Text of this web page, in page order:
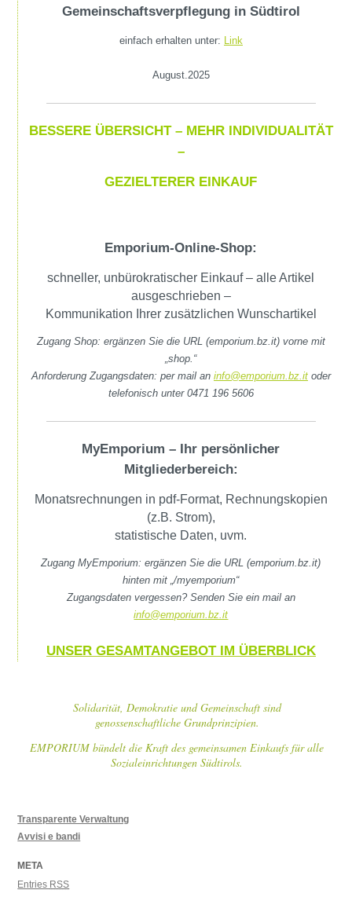
Gemeinschaftsverpflegung in Südtirol
einfach erhalten unter: Link
August.2025
BESSERE ÜBERSICHT – MEHR INDIVIDUALITÄT
–
GEZIELTERER EINKAUF
Emporium-Online-Shop:
schneller, unbürokratischer Einkauf – alle Artikel
ausgeschrieben –
Kommunikation Ihrer zusätzlichen Wunschartikel
Zugang Shop: ergänzen Sie die URL (emporium.bz.it) vorne mit
„shop.“
Anforderung Zugangsdaten: per mail an info@emporium.bz.itoder
telefonisch unter 0471 196 5606
MyEmporium– Ihr persönlicher
Mitgliederbereich:
Monatsrechnungen in pdf-Format, Rechnungskopien
(z.B. Strom),
statistische Daten, uvm.
Zugang MyEmporium: ergänzen Sie die URL (emporium.bz.it)
hinten mit „/myemporium“
Zugangsdaten vergessen? Senden Sie ein mail an
info@emporium.bz.it
UNSER GESAMTANGEBOT IM ÜBERBLICK
Solidarität, Demokratie und Gemeinschaft sind
genossenschaftliche Grundprinzipien.
EMPORIUM bündelt die Kraft des gemeinsamen Einkaufs für alle
Sozialeinrichtungen Südtirols.
Transparente Verwaltung
Avvisi e bandi
META
Entries RSS